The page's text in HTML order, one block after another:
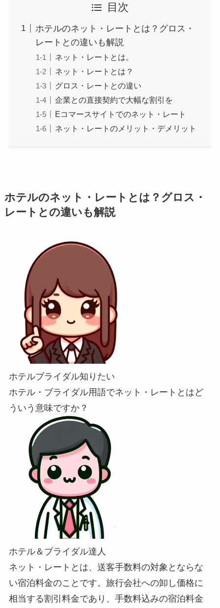
目次
ホテルのネット・レートとは？グロス・
レートとの違いも解説
ネット・レートとは。
ネット・レートとは？
グロス・レートとの違い
企業との直接契約で大幅な割引を
Eコマースサイトでのネット・レート
ネット・レートのメリット・デメリット
ホテルのネット・レートとは？グロス・
レートとの違いも解説
ホテルブライダル知りたい
ホテル・ブライダル用語でネット・レートとはど
ういう意味ですか？
ホテル＆ブライダル達人
ネット・レートとは、送客手数料の対象とならな
い宿泊料金のことです。旅行会社への卸し価格に
相当する割引料金であり、手数料込みの宿泊料金